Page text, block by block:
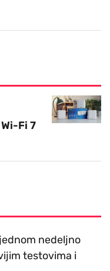
Fi 7
nedeljno
testovima i